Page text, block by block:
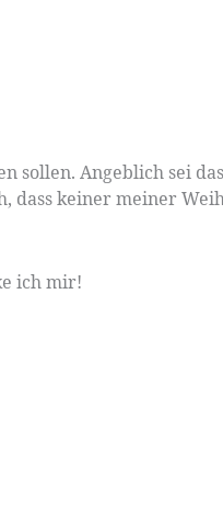
sollen. Angeblich sei
dass keiner meiner
ich mir!